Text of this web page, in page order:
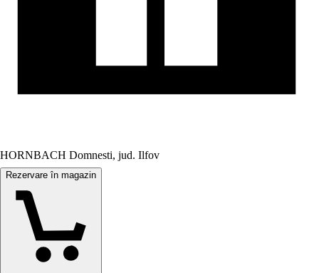
HORNBACH Domnesti, jud. Ilfov
Rezervare în magazin